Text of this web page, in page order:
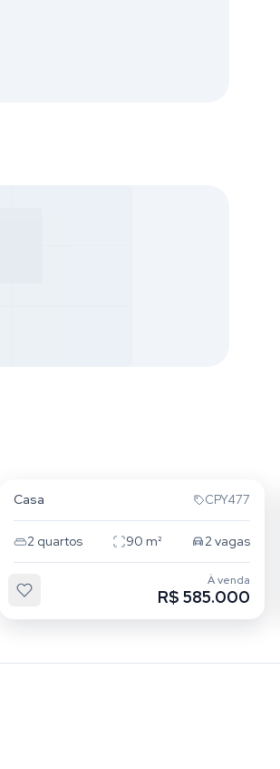
Casa CPY477
2 quartos 90 m² 2vagas
À venda
R$ 585.000